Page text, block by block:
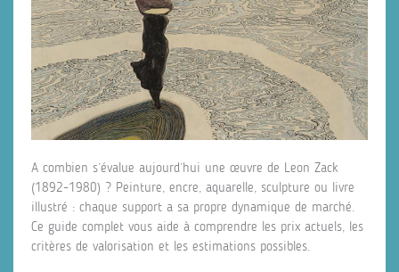
A combien s’évalue aujourd’hui une œuvre de Leon Zack
(1892-1980) ? Peinture, encre, aquarelle, sculpture ou livre
illustré : chaque support a sa propre dynamique de marché.
Ce guide complet vous aide à comprendre les prix actuels, les
critères de valorisation et les estimations possibles.